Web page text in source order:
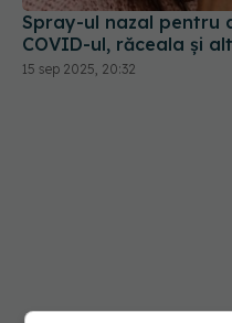
Spray-ul nazal pentru
COVID-ul, răceala și
15 sep 2025, 20:32